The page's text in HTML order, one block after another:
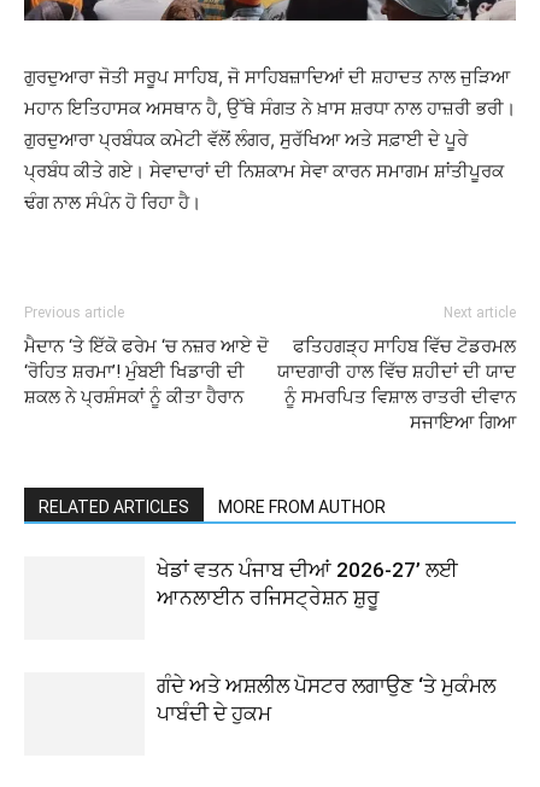
ਗੁਰਦੁਆਰਾ ਜੋਤੀ ਸਰੂਪ ਸਾਹਿਬ, ਜੋ ਸਾਹਿਬਜ਼ਾਦਿਆਂ ਦੀ ਸ਼ਹਾਦਤ ਨਾਲ ਜੁੜਿਆ
ਮਹਾਨ ਇਤਿਹਾਸਕ ਅਸਥਾਨ ਹੈ, ਉੱਥੇ ਸੰਗਤ ਨੇ ਖ਼ਾਸ ਸ਼ਰਧਾ ਨਾਲ ਹਾਜ਼ਰੀ ਭਰੀ।
ਗੁਰਦੁਆਰਾ ਪ੍ਰਬੰਧਕ ਕਮੇਟੀ ਵੱਲੋਂ ਲੰਗਰ, ਸੁਰੱਖਿਆ ਅਤੇ ਸਫ਼ਾਈ ਦੇ ਪੂਰੇ
ਪ੍ਰਬੰਧ ਕੀਤੇ ਗਏ। ਸੇਵਾਦਾਰਾਂ ਦੀ ਨਿਸ਼ਕਾਮ ਸੇਵਾ ਕਾਰਨ ਸਮਾਗਮ ਸ਼ਾਂਤੀਪੂਰਕ
ਢੰਗ ਨਾਲ ਸੰਪੰਨ ਹੋ ਰਿਹਾ ਹੈ।
Previous article
ਮੈਦਾਨ ‘ਤੇ ਇੱਕੋ ਫਰੇਮ ‘ਚ ਨਜ਼ਰ ਆਏ ਦੋ
‘ਰੋਹਿਤ ਸ਼ਰਮਾ’! ਮੁੰਬਈ ਖਿਡਾਰੀ ਦੀ
ਸ਼ਕਲ ਨੇ ਪ੍ਰਸ਼ੰਸਕਾਂ ਨੂੰ ਕੀਤਾ ਹੈਰਾਨ
Next article
ਫਤਿਹਗੜ੍ਹ ਸਾਹਿਬ ਵਿੱਚ ਟੋਡਰਮਲ
ਯਾਦਗਾਰੀ ਹਾਲ ਵਿੱਚ ਸ਼ਹੀਦਾਂ ਦੀ ਯਾਦ
ਨੂੰ ਸਮਰਪਿਤ ਵਿਸ਼ਾਲ ਰਾਤਰੀ ਦੀਵਾਨ
ਸਜਾਇਆ ਗਿਆ
RELATED ARTICLES MORE FROM AUTHOR
ਖੇਡਾਂ ਵਤਨ ਪੰਜਾਬ ਦੀਆਂ 2026-27’ ਲਈ
ਆਨਲਾਈਨ ਰਜਿਸਟ੍ਰੇਸ਼ਨ ਸ਼ੁਰੂ
ਗੰਦੇ ਅਤੇ ਅਸ਼ਲੀਲ ਪੋਸਟਰ ਲਗਾਉਣ ‘ਤੇ ਮੁਕੰਮਲ
ਪਾਬੰਦੀ ਦੇ ਹੁਕਮ